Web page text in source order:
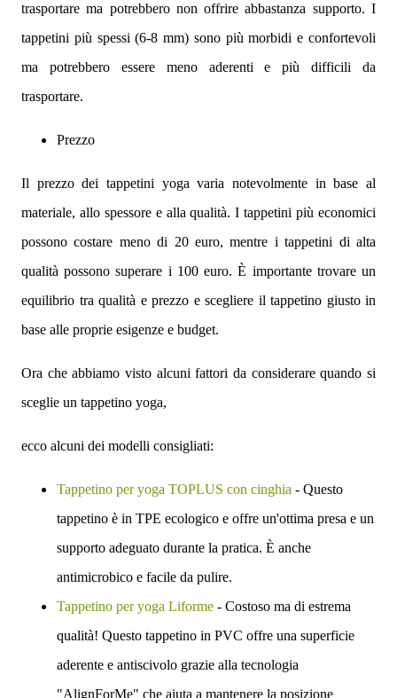
trasportare ma potrebbero non offrire abbastanza supporto. I
tappetini più spessi (6-8 mm) sono più morbidi e confortevoli
ma potrebbero essere meno aderenti e più difficili da
trasportare.
Prezzo
Il prezzo dei tappetini yoga varia notevolmente in base al
materiale, allo spessore e alla qualità. I tappetini più economici
possono costare meno di 20 euro, mentre i tappetini di alta
qualità possono superare i 100 euro. È importante trovare un
equilibrio tra qualità e prezzo e scegliere il tappetino giusto in
base alle proprie esigenze e budget.
Ora che abbiamo visto alcuni fattori da considerare quando si
sceglie un tappetino yoga,
ecco alcuni dei modelli consigliati:
Tappetino per yoga TOPLUS con cinghia - Questo
tappetino è in TPE ecologico e offre un'ottima presa e un
supporto adeguato durante la pratica. È anche
antimicrobico e facile da pulire.
Tappetino per yoga Liforme - Costoso ma di estrema
qualità! Questo tappetino in PVC offre una superficie
aderente e antiscivolo grazie alla tecnologia
"AlignForMe" che aiuta a mantenere la posizione